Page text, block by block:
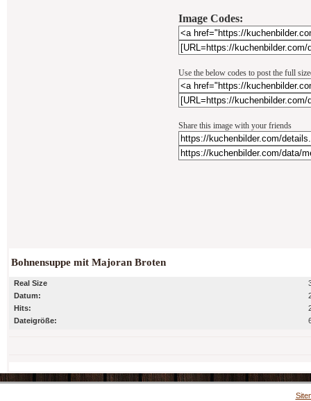
Image Codes:
Use the below codes to post the full
Share this image with your friends
Bohnensuppe mit Majoran Broten
Real Size
Datum:
Hits:
Dateigröße: